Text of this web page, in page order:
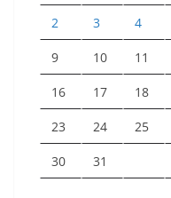
2 3 4
9 10 11
16 17 18
23 24 25
30 31